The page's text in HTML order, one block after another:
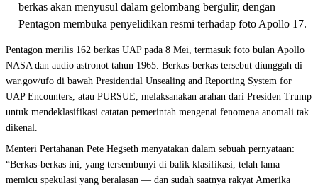
berkas akan menyusul dalam gelombang bergulir, dengan
Pentagon membuka penyelidikan resmi terhadap foto Apollo 17.
Pentagon merilis 162 berkas UAP pada 8 Mei, termasuk foto bulan Apollo
NASA dan audio astronot tahun 1965. Berkas-berkas tersebut diunggah di
war.gov/ufo di bawah Presidential Unsealing and Reporting System for
UAP Encounters, atau PURSUE, melaksanakan arahan dari Presiden Trump
untuk mendeklasifikasi catatan pemerintah mengenai fenomena anomali tak
dikenal.
Menteri Pertahanan Pete Hegseth menyatakan dalam sebuah pernyataan:
“Berkas-berkas ini, yang tersembunyi di balik klasifikasi, telah lama
memicu spekulasi yang beralasan — dan sudah saatnya rakyat Amerika